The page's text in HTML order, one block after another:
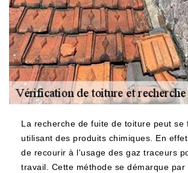
La recherche de fuite de toiture peut se
utilisant des produits chimiques. En
de recourir à l'usage des gaz traceurs
travail. Cette méthode se démarque par